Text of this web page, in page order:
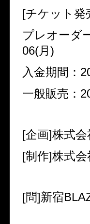
[チケット発
プレオーダ
06(月)
入金期間：
一般販売：
[企画]株式会
[制作]株式
[問]新宿